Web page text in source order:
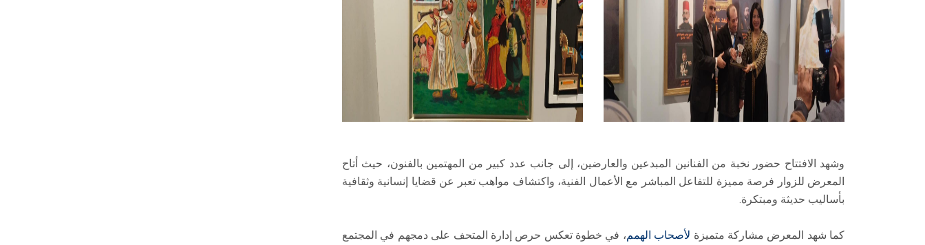
وشهد الافتتاح حضور نخبة من الفنانين المبدعين والعارضين، إلى جانب عدد كبير من المهتمين بالفنون، حيث أتاح
المعرض للزوار فرصة مميزة للتفاعل المباشر مع الأعمال الفنية، واكتشاف مواهب تعبر عن قضايا إنسانية وثقافية
بأساليب حديثة ومبتكرة.
كما شهد المعرض مشاركة متميزة لأصحاب الهمم، في خطوة تعكس حرص إدارة المتحف على دمجهم في المجتمع